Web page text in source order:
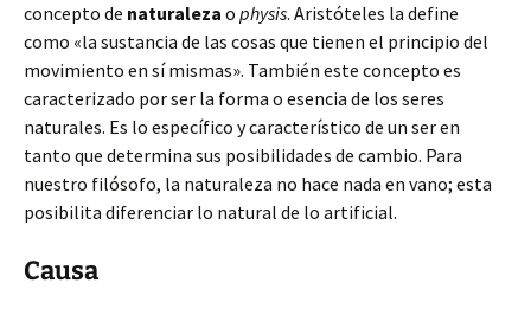
concepto de naturaleza o physis. Aristóteles la define
como «la sustancia de las cosas que tienen el principio del
movimiento en sí mismas». También este concepto es
caracterizado por ser la forma o esencia de los seres
naturales. Es lo específico y característico de un ser en
tanto que determina sus posibilidades de cambio. Para
nuestro filósofo, la naturaleza no hace nada en vano; esta
posibilita diferenciar lo natural de lo artificial.
Causa